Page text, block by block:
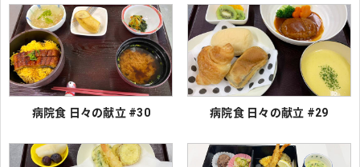
病院食 日々の献立 #30 病院食 日々の献立 #29